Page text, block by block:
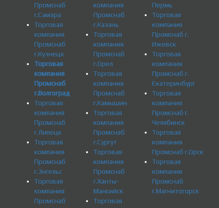
Промснаб
г.Самара
Торговая
компания
Промснаб
г.Кузнецк
Торговая
компания
Промснаб
г.Волгоград
Торговая
компания
Промснаб
г.Липецк
Торговая
компания
Промснаб
г.Энгельс
Торговая
компания
Промснаб
компания
Промснаб
г.Казань
Торговая
компания
Промснаб
г.Орел
Торговая
компания
Промснаб
г.Камышин
Торговая
компания
Промснаб
г.Сургут
Торговая
компания
Промснаб
г.Ханты-
Мансийск
Торговая
Пермь
Торговая
компания
Промснаб г.
Ижевск
Торговая
компания
Промснаб г.
Екатеринбург
Торговая
компания
Промснаб г.
Челябинск
Торговая
компания
Промснаб г.Орск
Торговая
компания
Промснаб
г.Магнитогорск